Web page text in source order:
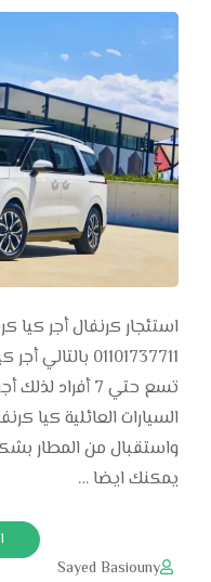
01101737711
تسع حتي 7
واستقبال من المطار
يمكنك ايضا …
Sayed Basiouny